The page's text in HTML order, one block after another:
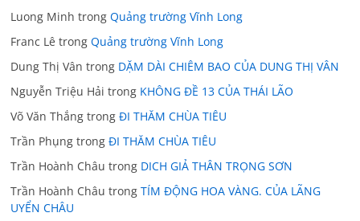
Luong Minh trongQuảng trường Vĩnh Long
Franc Lê trongQuảng trường Vĩnh Long
Dung Thị Vân trong DẶM DÀI CHIÊM BAO CỦA DUNG THỊ VÂN
Nguyễn Triệu Hải trong KHÔNG ĐỀ 13 CỦA THÁI LÃO
Võ Văn Thắng trongĐI THĂM CHÙA TIÊU
Trần Phụng trongĐI THĂM CHÙA TIÊU
Trần Hoành Châu trong DICH GIẢ THÂN TRỌNG SƠN
Trần Hoành Châu trongTÍM ĐỘNG HOA VÀNG. CỦA LÃNG
UYỂN CHÂU